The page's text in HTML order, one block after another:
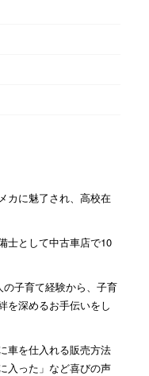
カに魅了され、高校在
士として中古車店で10
子育て経験から、子育
を深めるお手伝いをし
車を仕入れる販売方法
入った」など喜びの声